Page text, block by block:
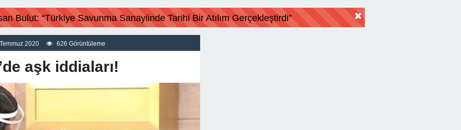
yapmaya çalışıyoruz!
Savunma Sanayiinde Tarihi Bir Atılım Gerçekleştirdi”
Bulut: “Türkiye Savunma Sanayiinde Tarihi Bir Atılım Gerçekleştirdi”
2020 626 Görüntüleme
aşk iddiaları!